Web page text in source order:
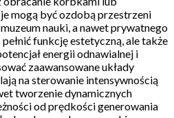
mogą być ozdobą przestrzeni
nauki, a nawet prywatnego
funkcję estetyczną, ale także
energii odnawialnej i
zaawansowane układy
na sterowanie intensywnością
tworzenie dynamicznych
od prędkości generowania